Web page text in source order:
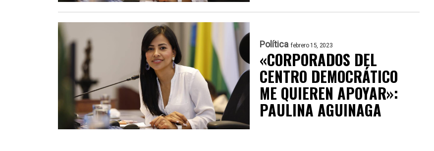
Política febrero 15, 2023
«CORPORADOS DEL
CENTRO DEMOCRÁTICO
ME QUIEREN APOYAR»:
PAULINA AGUINAGA